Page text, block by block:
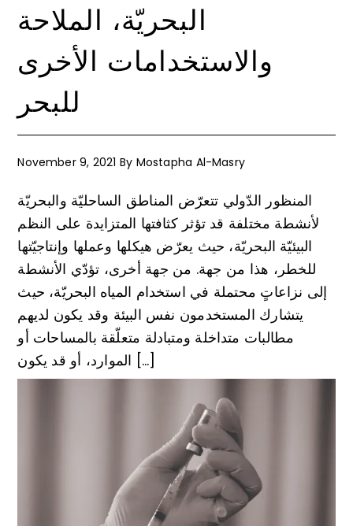
البحريّة، الملاحة
والاستخدامات الأخرى
للبحر
November 9, 2021 By Mostapha Al-Masry
المنظور الدّولي تتعرّض المناطق الساحليّة والبحريّة
لأنشطة مختلفة قد تؤثر كثافتها المتزايدة على النظم
البيئيّة البحريّة، حيث يعرّض هيكلها وعملها وإنتاجيّتها
للخطر، هذا من جهة. من جهة أخرى، تؤدّي الأنشطة
إلى نزاعاتٍ محتملة في استخدام المياه البحريّة، حيث
يتشارك المستخدمون نفس البيئة وقد يكون لديهم
مطالبات متداخلة ومتبادلة متعلّقة بالمساحات أو
الموارد، أو قد يكون […]